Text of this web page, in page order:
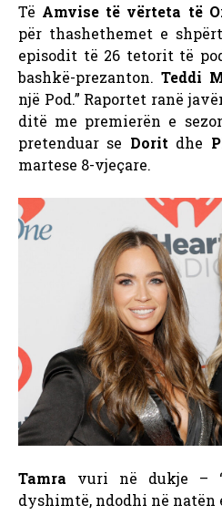
Të Amvise të vërteta të
për thashethemet e
episodit të 26 tetorit të
bashkë-prezanton.Teddi
një Pod.” Raportet ranë
ditë me premierën e
pretenduar se Dorit dhe
martese 8-vjeçare.
Tamra vuri në dukje –
dyshimtë, ndodhi në natën